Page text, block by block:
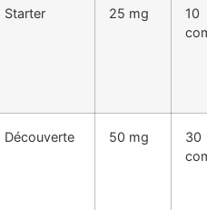
Starter 25 mg
10
Découverte 50 mg
30